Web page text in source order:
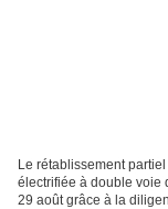
Le rétablissement
électrifiée à double voie
29 août grâce à la